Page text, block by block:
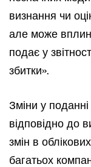
визнання чи
але може
подає у
збитки».
Зміни у поданні
відповідно до
змін в
багатьох